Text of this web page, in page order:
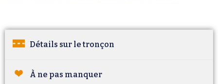
Détails sur le tronçon
À ne pas manquer